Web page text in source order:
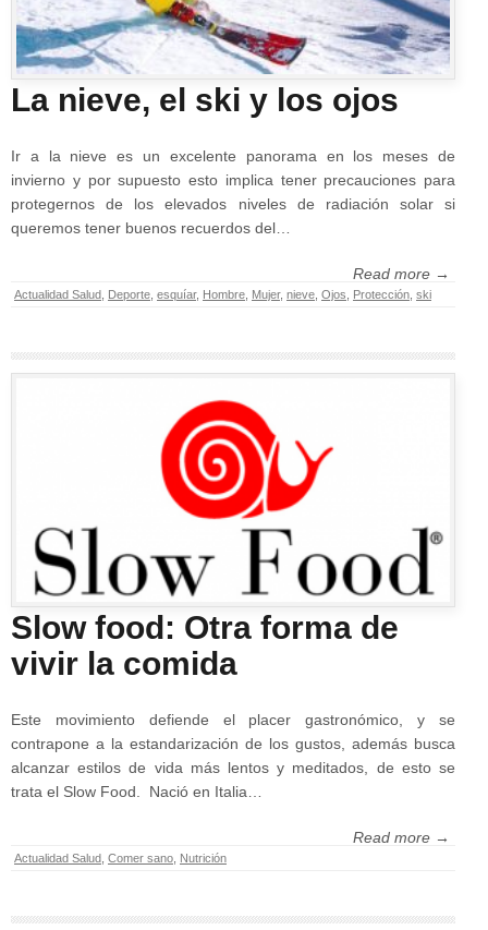
La nieve, el ski y los ojos
Ir a la nieve es un excelente panorama en los meses de
invierno y por supuesto esto implica tener precauciones para
protegernos de los elevados niveles de radiación solar si
queremos tener buenos recuerdos del…
Read more →
Actualidad Salud, Deporte, esquíar, Hombre, Mujer, nieve, Ojos, Protección, ski
Slow food: Otra forma de
vivir la comida
Este movimiento defiende el placer gastronómico, y se
contrapone a la estandarización de los gustos, además busca
alcanzar estilos de vida más lentos y meditados, de esto se
trata el Slow Food. Nació en Italia…
Read more →
Actualidad Salud Comer sano Nutrición